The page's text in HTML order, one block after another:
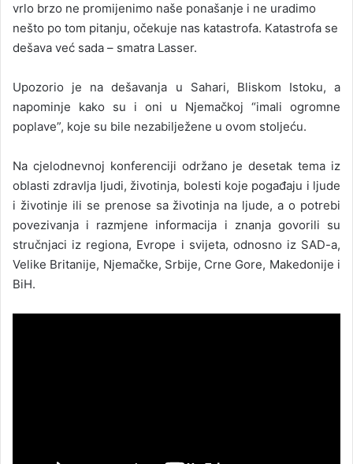
vrlo brzo ne promijenimo naše ponašanje i ne uradimo
nešto po tom pitanju, očekuje nas katastrofa. Katastrofa se
dešava već sada – smatra Lasser.
Upozorio je na dešavanja u Sahari, Bliskom Istoku, a
napominje kako su i oni u Njemačkoj “imali ogromne
poplave”, koje su bile nezabilježene u ovom stoljeću.
Na cjelodnevnoj konferenciji održano je desetak tema iz
oblasti zdravlja ljudi, životinja, bolesti koje pogađaju i ljude
i životinje ili se prenose sa životinja na ljude, a o potrebi
povezivanja i razmjene informacija i znanja govorili su
stručnjaci iz regiona, Evrope i svijeta, odnosno iz SAD-a,
Velike Britanije, Njemačke, Srbije, Crne Gore, Makedonije i
BiH.